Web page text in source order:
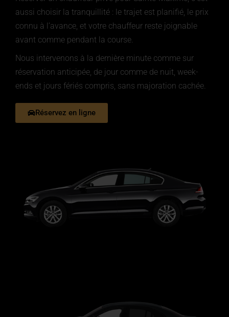
aussi choisir la tranquillité : le trajet est planifié, le prix
connu à l’avance, et votre chauffeur reste joignable
avant comme pendant la course.
Nous intervenons à la dernière minute comme sur
réservation anticipée, de jour comme de nuit, week-
ends et jours fériés compris, sans majoration cachée.
Réservez en ligne